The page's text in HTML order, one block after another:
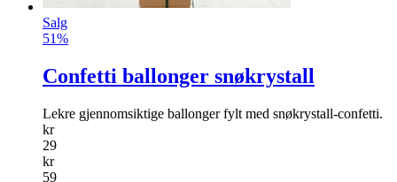
Salg
51%
Confetti ballonger snøkrystall
Lekre gjennomsiktige ballonger fylt med snøkrystall-confetti.
kr
29
kr
59